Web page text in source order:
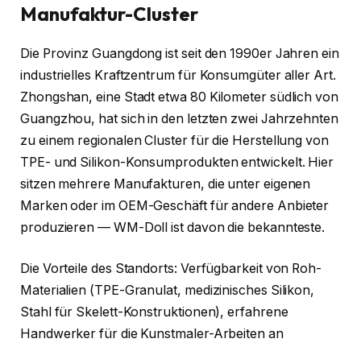
Manufaktur-Cluster
Die Provinz Guangdong ist seit den 1990er Jahren ein
industrielles Kraftzentrum für Konsumgüter aller Art.
Zhongshan, eine Stadt etwa 80 Kilometer südlich von
Guangzhou, hat sich in den letzten zwei Jahrzehnten
zu einem regionalen Cluster für die Herstellung von
TPE- und Silikon-Konsumprodukten entwickelt. Hier
sitzen mehrere Manufakturen, die unter eigenen
Marken oder im OEM-Geschäft für andere Anbieter
produzieren — WM-Doll ist davon die bekannteste.
Die Vorteile des Standorts: Verfügbarkeit von Roh-
Materialien (TPE-Granulat, medizinisches Silikon,
Stahl für Skelett-Konstruktionen), erfahrene
Handwerker für die Kunstmaler-Arbeiten an